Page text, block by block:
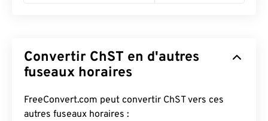
Convertir ChST en d'autres
fuseaux horaires
FreeConvert.com peut convertir ChST vers ces
autres fuseaux horaires :